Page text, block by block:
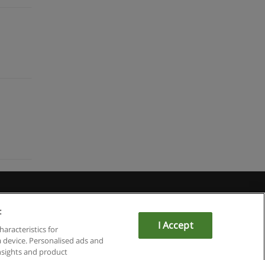
for
Personalised ads and
and product
I Accept